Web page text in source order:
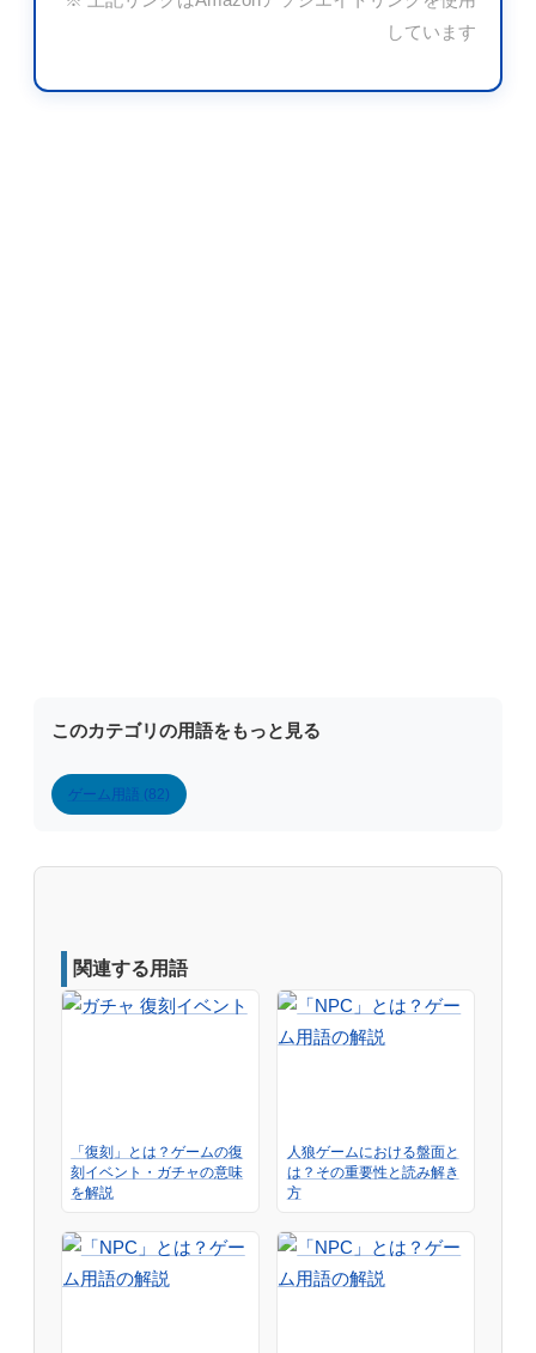
しています
このカテゴリの用語をもっと見る
ゲーム用語 (82)
関連する用語
「復刻」とは？ゲームの復
刻イベント・ガチャの意味
を解説
人狼ゲームにおける盤面と
は？その重要性と読み解き
方